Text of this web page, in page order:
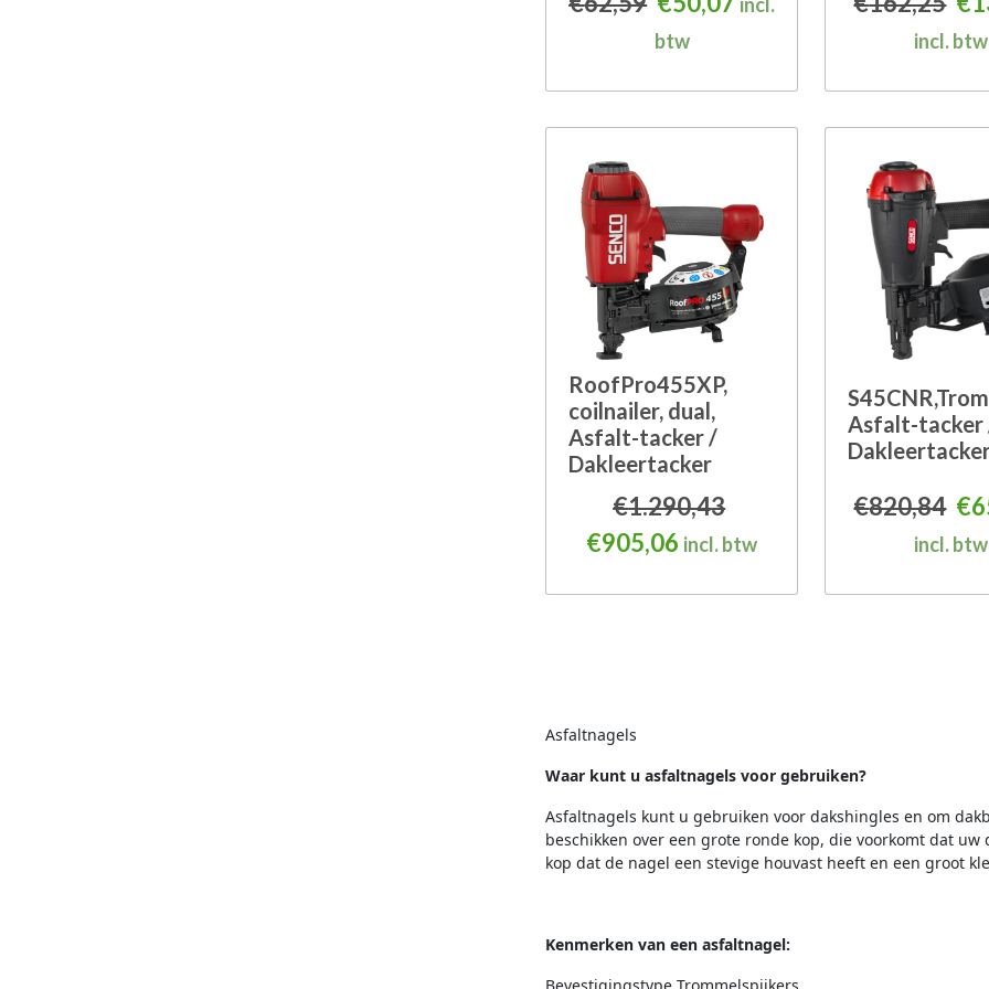
btw
incl. btw
RoofPro455XP,
coilnailer, dual,
Asfalt-tacker /
Dakleertacker
€1.290,43
Oorspronkelijke prijs
€905,06 Huidige prijs is: €905,06.
incl. btw
Asfalt-tacker
€820,84 €
incl. btw
Asfaltnagels
Waar kunt u asfaltnagels voor gebruiken?
Asfaltnagels kunt u gebruiken voor dakshingles en om
beschikken over een grote ronde kop, die voorkomt dat
kop dat de nagel een stevige houvast heeft en een groot
Kenmerken van een asfaltnagel: